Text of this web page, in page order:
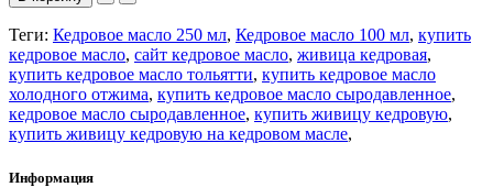
Теги: Кедровое масло 250 мл, Кедровое масло 100 мл, купить
кедровое масло, сайт кедровое масло, живица кедровая,
купить кедровое масло тольятти, купить кедровое масло
холодного отжима, купить кедровое масло сыродавленное,
кедровое масло сыродавленное, купить живицу кедровую,
купить живицу кедровую на кедровом масле,
Информация